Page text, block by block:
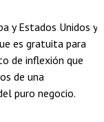
y Estados Unidos y
es gratuita para
de inflexión que
de una
puro negocio.